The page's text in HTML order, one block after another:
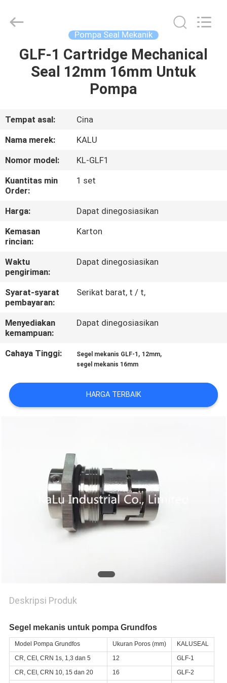
RUMAH
TAMPILAN
VR
TENTANG
KAMI
TUR
PABRIK
KONTROL
KUALITAS
HUBUNGI
KAMI
PERMINTAAN
PRIVACY
POLICY
Rights
Pompa Seal Mekanik
GLF-1 Cartridge Mechanical
Seal 12mm 16mm Untuk
Pompa
Tempat asal:
Cina
Nama merek:
KALU
Nomor model:
KL-GLF1
Kuantitas min
Order:
1 set
Harga:
Dapat dinegosiasikan
Kemasan
rincian:
Karton
Waktu
pengiriman:
Dapat dinegosiasikan
Syarat-syarat
pembayaran:
Serikat barat, t / t,
Menyediakan
kemampuan:
Dapat dinegosiasikan
Cahaya Tinggi: Segel mekanis GLF-1 , 12mm,
segel mekanis 16mm
HARGA TERBAIK
Deskripsi Produk
Segel mekanis untuk pompa Grundfos
Model Pompa Grundfos Ukuran Poros (mm)
KALUSEAL
CR, CEI, CRN 1s, 1,3 dan 5
12
GLF-1
CR, CEI, CRN 10, 15 dan 20
16 GLF-2